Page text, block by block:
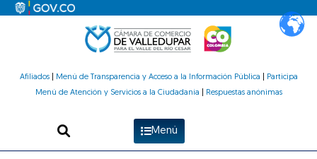
Afiliados| Menú de Transparencia y Acceso a la Información Pública
Participa
Menú de Atención y Servicios a la Ciudadanía
Respuestas anónimas
Menú